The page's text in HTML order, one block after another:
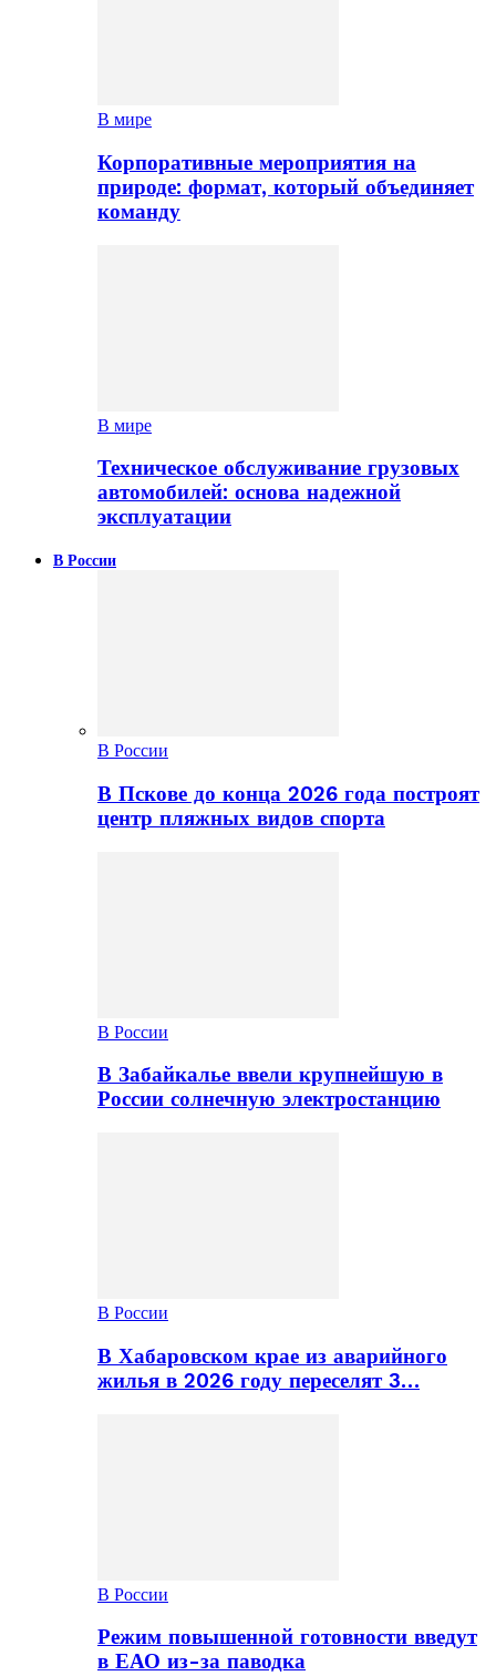
В мире
Корпоративные мероприятия на
природе: формат, который объединяет
команду
В мире
Техническое обслуживание грузовых
автомобилей: основа надежной
эксплуатации
В России
В России
В Пскове до конца 2026 года построят
центр пляжных видов спорта
В России
В Забайкалье ввели крупнейшую в
России солнечную электростанцию
В России
В Хабаровском крае из аварийного
жилья в 2026 году переселят 3…
В России
Режим повышенной готовности введут
в ЕАО из-за паводка